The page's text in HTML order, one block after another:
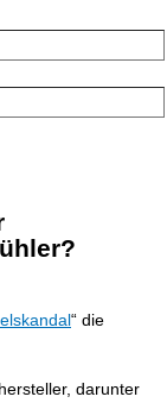
“ die
darunter